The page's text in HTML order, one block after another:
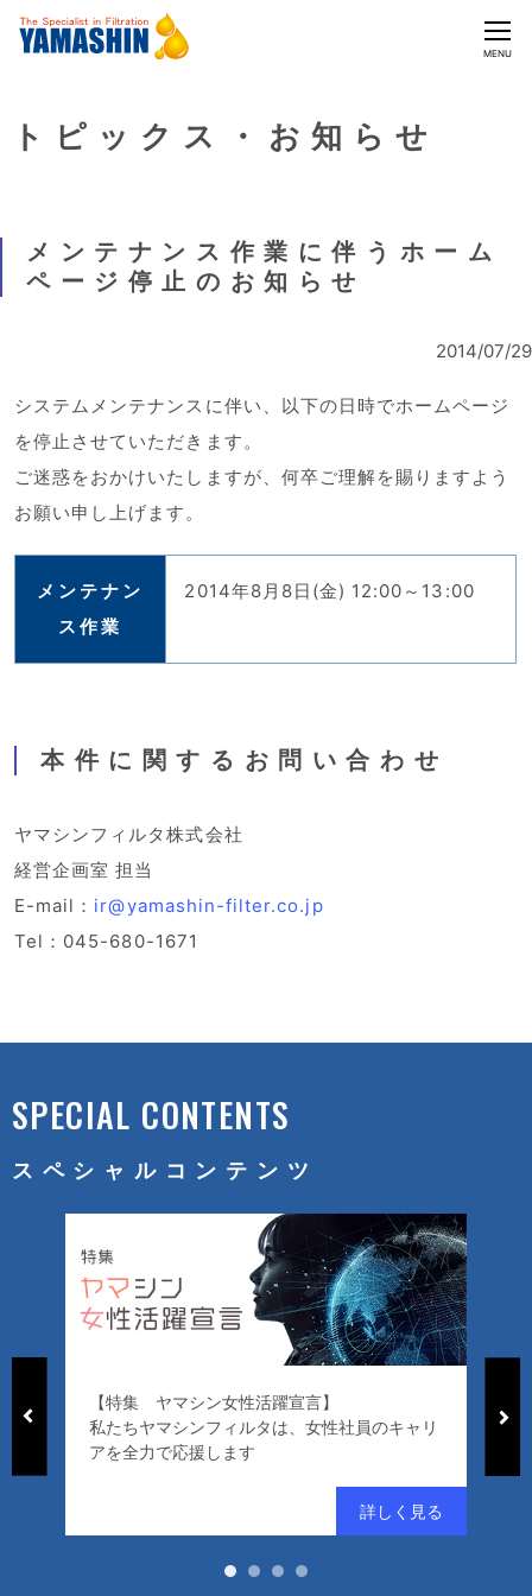
CLOSE
MENU
トピックス・お知らせ
メンテナンス作業に伴うホーム
ページ停止のお知らせ
2014/07/29
システムメンテナンスに伴い、以下の日時でホームページ
を停止させていただきます。
ご迷惑をおかけいたしますが、何卒ご理解を賜りますよう
お願い申し上げます。
メンテナン
ス作業
2014年8月8日(金) 12:00～13:00
本件に関するお問い合わせ
ヤマシンフィルタ株式会社
経営企画室 担当
E-mail： ir@yamashin-filter.co.jp
Tel：045-680-1671
SPECIAL CONTENTS
スペシャルコンテンツ
【特集 ヤマシン女性活躍宣言】
私たちヤマシンフィルタは、女性社員のキャリ
アを全力で応援します